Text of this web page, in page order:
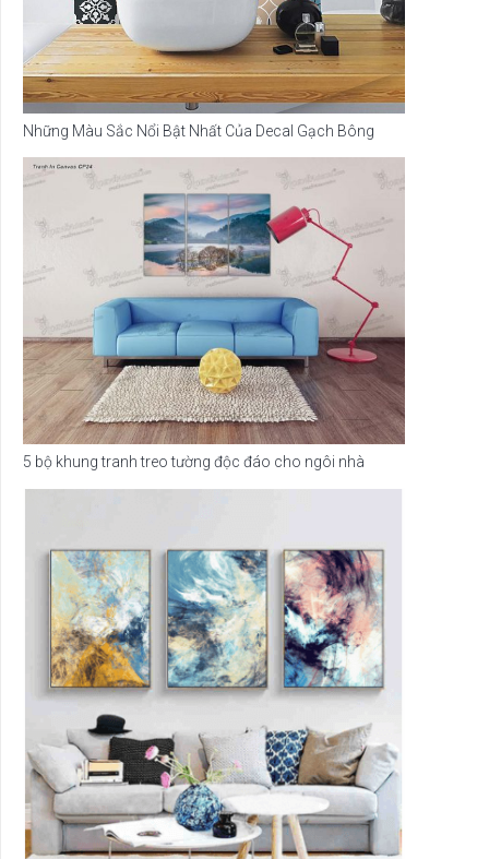
Những Màu Sắc Nổi Bật Nhất Của Decal Gạch Bông
5 bộ khung tranh treo tường độc đáo cho ngôi nhà